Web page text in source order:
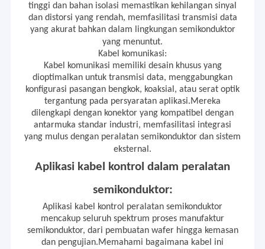
Kabel khusus khusus
Kabel XLR
tinggi dan bahan isolasi memastikan kehilangan sinyal
dan distorsi yang rendah, memfasilitasi transmisi data
yang akurat bahkan dalam lingkungan semikonduktor
yang menuntut.
Kabel komunikasi:
Kabel komunikasi memiliki desain khusus yang
dioptimalkan untuk transmisi data, menggabungkan
konfigurasi pasangan bengkok, koaksial, atau serat optik
tergantung pada persyaratan aplikasi.Mereka
dilengkapi dengan konektor yang kompatibel dengan
antarmuka standar industri, memfasilitasi integrasi
yang mulus dengan peralatan semikonduktor dan sistem
eksternal.
Aplikasi kabel kontrol dalam peralatan
semikonduktor:
Aplikasi kabel kontrol peralatan semikonduktor
mencakup seluruh spektrum proses manufaktur
semikonduktor, dari pembuatan wafer hingga kemasan
dan pengujian.Memahami bagaimana kabel ini
Kami profesional dalam menyediakan
solusi kabel&kawat yang komprehensif
kepada semua pelanggan grup sirkuit
dan pelanggan aplikasi akhir di dunia.
Kami memilikiPengalaman 20 tahun
dalam produksi R&D yang melayani
semua pasar tautan.
Kutipan, sampel, dan solusi Kabel&Kawat
lengkap serta permintaan manajemen
dapat dengan cepat diberikan kepada
pelanggan. Pengalaman pelanggan baru
akan disajikan kepada Anda, mendukung
kesuksesan proyek Anda dan
memberikan bantuan untuk
pengembangan perusahaan Anda.
Anda akan menemukan bahwa kami